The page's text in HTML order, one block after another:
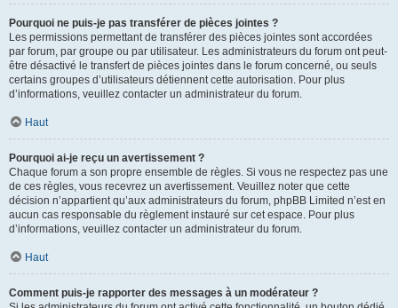
Pourquoi ne puis-je pas transférer de pièces jointes ?
Les permissions permettant de transférer des pièces jointes sont accordées
par forum, par groupe ou par utilisateur. Les administrateurs du forum ont peut-
être désactivé le transfert de pièces jointes dans le forum concerné, ou seuls
certains groupes d’utilisateurs détiennent cette autorisation. Pour plus
d’informations, veuillez contacter un administrateur du forum.
Haut
Pourquoi ai-je reçu un avertissement ?
Chaque forum a son propre ensemble de règles. Si vous ne respectez pas une
de ces règles, vous recevrez un avertissement. Veuillez noter que cette
décision n’appartient qu’aux administrateurs du forum, phpBB Limited n’est en
aucun cas responsable du règlement instauré sur cet espace. Pour plus
d’informations, veuillez contacter un administrateur du forum.
Haut
Comment puis-je rapporter des messages à un modérateur ?